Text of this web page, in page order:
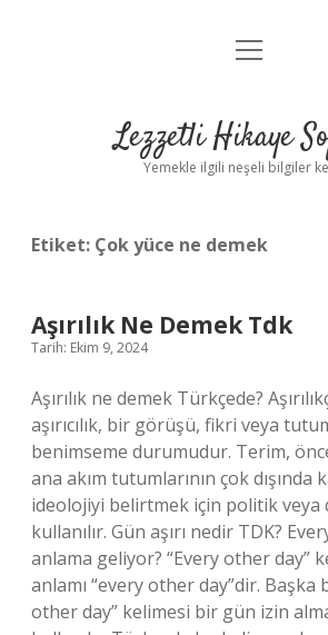
Anasayfa
Yasal Uyarı
menüyü
Lezzetli Hikaye
Yemekle ilgili neşeli bilgiler
Etiket: Çok yüce ne demek
Aşırılık Ne Demek Tdk
Tarih: Ekim 9, 2024
Aşırılık ne demek Türkçede?
aşırıcılık, bir görüşü, fikri veya
benimseme durumudur. Terim,
ana akım tutumlarının çok dışında
ideolojiyi belirtmek için politik veya
kullanılır. Gün aşırı nedir TDK?
anlama geliyor? “Every other day”
anlamı “every other day”dir. Başka
other day” kelimesi bir gün izin